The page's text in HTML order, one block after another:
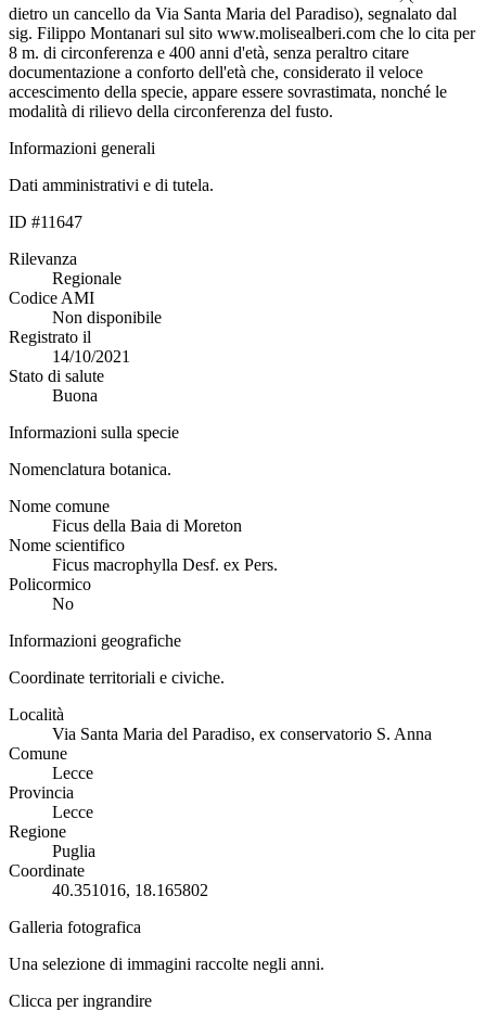
dietro un cancello da Via Santa Maria del Paradiso), segnalato dal
sig. Filippo Montanari sul sito www.molisealberi.com che lo cita per
8 m. di circonferenza e 400 anni d'età, senza peraltro citare
documentazione a conforto dell'età che, considerato il veloce
accescimento della specie, appare essere sovrastimata, nonché le
modalità di rilievo della circonferenza del fusto.
Informazioni generali
Dati amministrativi e di tutela.
ID #11647
Rilevanza
Regionale
Codice AMI
Non disponibile
Registrato il
14/10/2021
Stato di salute
Buona
Informazioni sulla specie
Nomenclatura botanica.
Nome comune
Ficus della Baia di Moreton
Nome scientifico
Ficus macrophylla Desf. ex Pers.
Policormico
No
Informazioni geografiche
Coordinate territoriali e civiche.
Località
Via Santa Maria del Paradiso, ex conservatorio S. Anna
Comune
Lecce
Provincia
Lecce
Regione
Puglia
Coordinate
40.351016, 18.165802
Galleria fotografica
Una selezione di immagini raccolte negli anni.
Clicca per ingrandire